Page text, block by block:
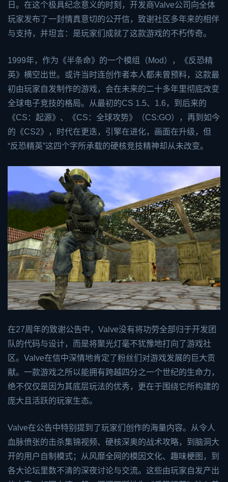
日。在这个极具纪念意义的时刻，开发商Valve公司向全体
玩家发布了一封情真意切的公开信，致谢社区多年来的相伴
与支持，并坦言：是玩家们成就了这款游戏的不朽传奇。
1999年，作为《半条命》的一个模组（Mod），《反恐精
英》横空出世。或许当时连创作者本人都未曾预料，这款最
初由玩家自发制作的游戏，会在未来的二十多年里彻底改变
全球电子竞技的格局。从最初的CS 1.5、1.6，到后来的
《CS：起源》、《CS：全球攻势》（CS:GO），再到如今
的《CS2》，时代在更迭，引擎在进化，画面在升级，但
“反恐精英”这四个字所承载的硬核竞技精神却从未改变。
在27周年的致谢公告中，Valve没有将功劳全部归于开发团
队的代码与设计，而是将聚光灯毫不犹豫地打向了游戏社
区。Valve在信中深情地肯定了粉丝们对游戏发展的巨大贡
献。一款游戏之所以能拥有跨越四分之一个世纪的生命力，
绝不仅仅是因为其底层玩法的优秀，更在于围绕它所构建的
庞大且活跃的玩家生态。
Valve在公告中特别提到了玩家们创作的海量内容。从令人
血脉偾张的击杀集锦视频、硬核深奥的战术攻略，到脑洞大
开的用户自制模式；从风靡全网的模因文化、趣味梗图，到
各大论坛里数不清的深夜讨论与交流。这些由玩家自发产出